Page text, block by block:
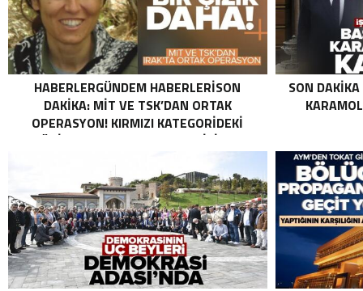
HABERLERGÜNDEM HABERLERISON
DAKIKA: MİT VE TSK’DAN ORTAK
OPERASYON! KIRMIZI KATEGORIDEKI
TERÖRIST NAZLI TAŞPINAR ETKISIZ HALE
ORTAK OPERASYON! KIRMIZI
KATEGORIDEKI TERÖRIST NAZLI
TAŞPINAR ETKISIZ HALE GETIRILDI .
SON